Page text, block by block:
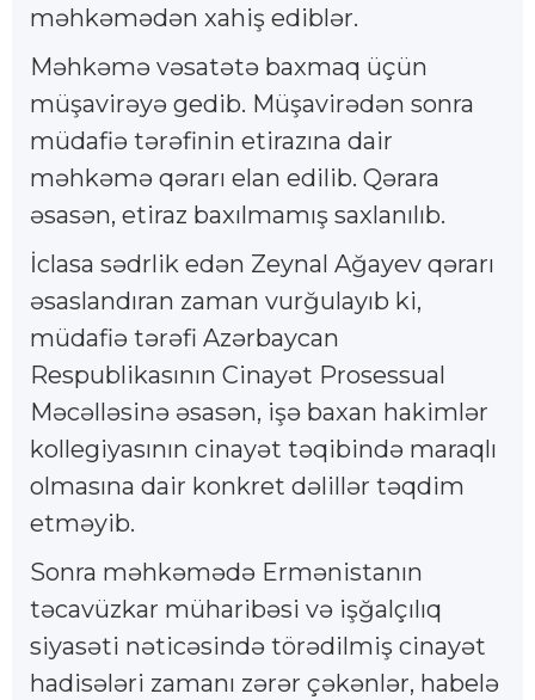
məhkəmədən xahiş ediblər.
Məhkəmə vəsatətə baxmaq üçün
müşavirəyə gedib. Müşavirədən sonra
müdafiə tərəfinin etirazına dair
məhkəmə qərarı elan edilib. Qərara
əsasən, etiraz baxılmamış saxlanılıb.
İclasa sədrlik edən Zeynal Ağayev qərarı
əsaslandıran zaman vurğulayıb ki,
müdafiə tərəfi Azərbaycan
Respublikasının Cinayət Prosessual
Məcəlləsinə əsasən, işə baxan hakimlər
kollegiyasının cinayət təqibində maraqlı
olmasına dair konkret dəlillər təqdim
etməyib.
Sonra məhkəmədə Ermənistanın
təcavüzkar müharibəsi və işğalçılıq
siyasəti nəticəsində törədilmiş cinayət
hadisələri zamanı zərər çəkənlər, habelə